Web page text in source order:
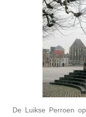
De Luikse Perroen